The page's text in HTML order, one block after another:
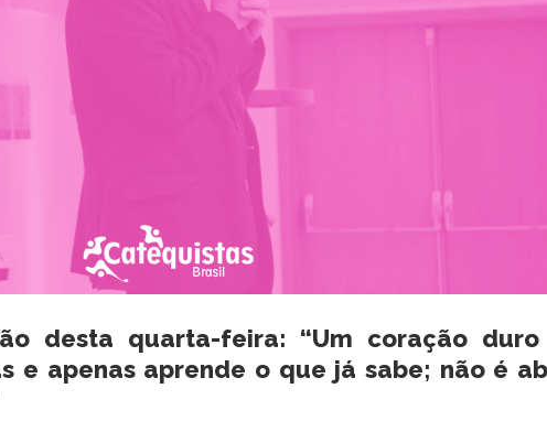
desta quarta-feira: “Um coração
e apenas aprende o que já sabe; não é